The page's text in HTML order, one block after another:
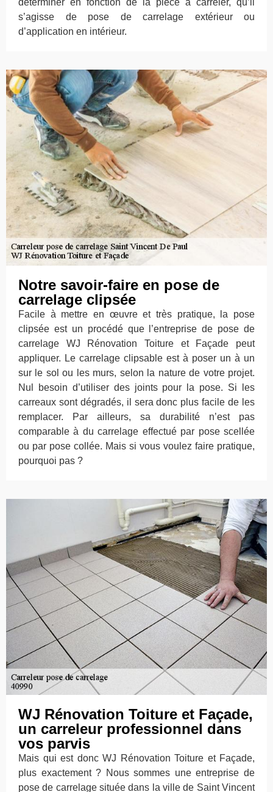
s’agisse de pose de carrelage extérieur ou
d’application en intérieur.
Notre savoir-faire en pose de
carrelage clipsée
Facile à mettre en œuvre et très pratique, la pose
clipsée est un procédé que l’entreprise de pose de
carrelage WJ Rénovation Toiture et Façade peut
appliquer. Le carrelage clipsable est à poser un à un
sur le sol ou les murs, selon la nature de votre projet.
Nul besoin d’utiliser des joints pour la pose. Si les
carreaux sont dégradés, il sera donc plus facile de les
remplacer. Par ailleurs, sa durabilité n’est pas
comparable à du carrelage effectué par pose scellée
ou par pose collée. Mais si vous voulez faire pratique,
pourquoi pas ?
WJ Rénovation Toiture et Façade,
un carreleur professionnel dans
vos parvis
Mais qui est donc WJ Rénovation Toiture et Façade,
plus exactement ? Nous sommes une entreprise de
pose de carrelage située dans la ville de Saint Vincent